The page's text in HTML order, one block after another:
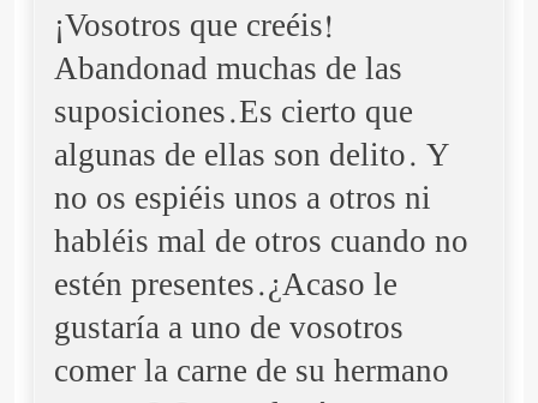
¡Vosotros que creéis!
Abandonad muchas de las
suposiciones.Es cierto que
algunas de ellas son delito. Y
no os espiéis unos a otros ni
habléis mal de otros cuando no
estén presentes.¿Acaso le
gustaría a uno de vosotros
comer la carne de su hermano